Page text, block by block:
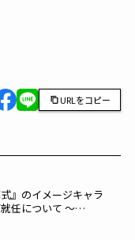
URLをコピー
』のイメージキャラ
任について ～